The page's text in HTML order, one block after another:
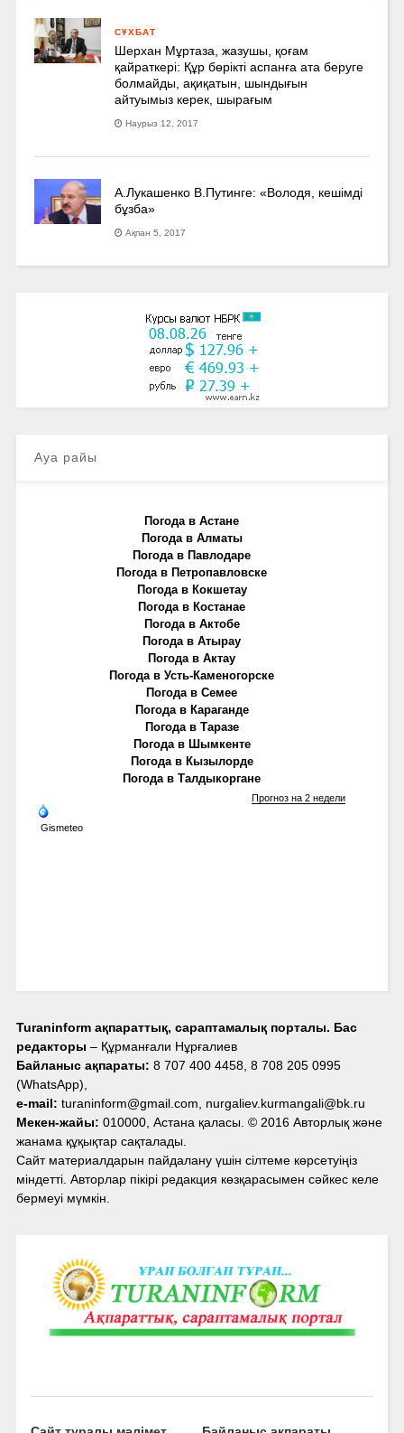
СҰХБАТ
Шерхан Мұртаза, жазушы, қоғам
қайраткері: Құр бөрікті аспанға ата беруге
болмайды, ақиқатын, шындығын
айтуымыз керек, шырағым
Наурыз 12, 2017
А.Лукашенко В.Путинге: «Володя, кешімді
бұзба»
Ақпан 5, 2017
Ауа райы
Погода в Астане
Погода в Алматы
Погода в Павлодаре
Погода в Петропавловске
Погода в Кокшетау
Погода в Костанае
Погода в Актобе
Погода в Атырау
Погода в Актау
Погода в Усть-Каменогорске
Погода в Семее
Погода в Караганде
Погода в Таразе
Погода в Шымкенте
Погода в Кызылорде
Погода в Талдыкоргане
Gismeteo
Прогноз на 2 недели
Turaninform ақпараттық, сараптамалық порталы. Бас
редакторы – Құрманғали Нұрғалиев
Байланыс ақпараты: 8 707 400 4458, 8 708 205 0995
(WhatsApp),
e-mail: turaninform@gmail.com, nurgaliev.kurmangali@bk.ru
Мекен-жайы: 010000, Астана қаласы. © 2016 Авторлық және
жанама құқықтар сақталады.
Сайт материалдарын пайдалану үшін сілтеме көрсетуіңіз
міндетті. Авторлар пікірі редакция көзқарасымен сәйкес келе
бермеуі мүмкін.